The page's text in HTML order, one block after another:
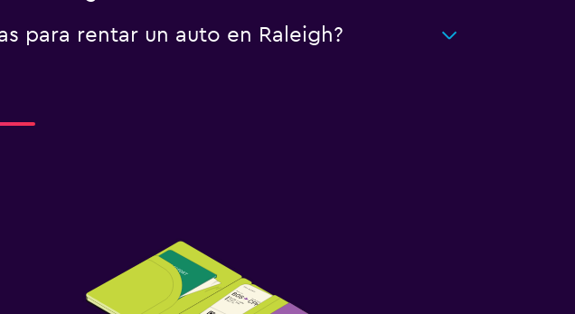
para rentar un auto en Raleigh?